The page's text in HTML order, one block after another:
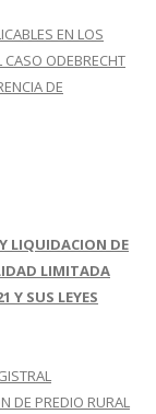
EN LOS
ODEBRECHT
DE
LIQUIDACION DE
LIMITADA
Y SUS LEYES
DE PREDIO RURAL